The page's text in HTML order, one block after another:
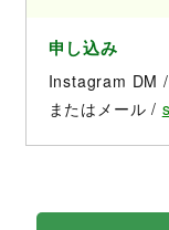
申し込み
Instagram DM /
またはメール /